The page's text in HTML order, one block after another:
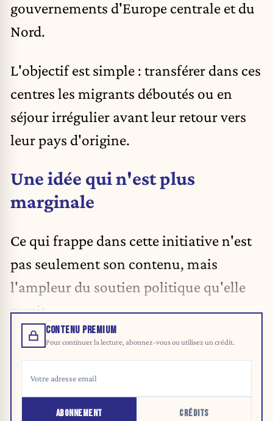
gouvernements d'Europe centrale et du
Nord.
L'objectif est simple : transférer dans ces
centres les migrants déboutés ou en
séjour irrégulier avant leur retour vers
leur pays d'origine.
Une idée qui n'est plus
marginale
Ce qui frappe dans cette initiative n'est
pas seulement son contenu, mais
l'ampleur du soutien politique qu'elle
reçoit.
CONTENU PREMIUM
Pour continuer la lecture, abonnez-vous ou utilisez un crédit.
ABONNEMENT CRÉDITS